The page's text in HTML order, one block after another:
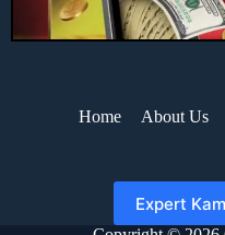
Home About Us
Expert